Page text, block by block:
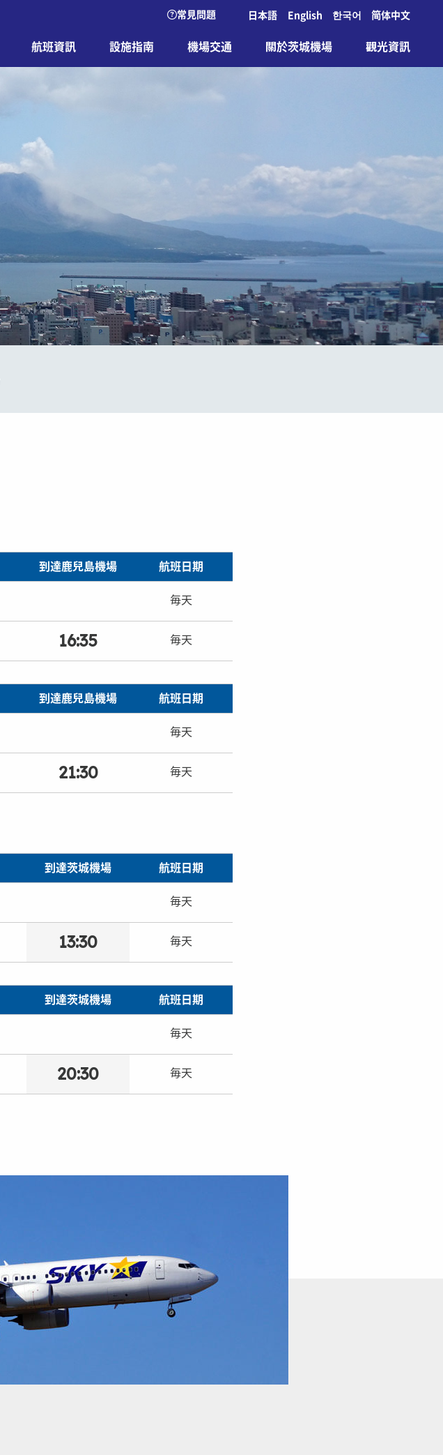
常見問題 日本語 English 한국어 简体中文
航班資訊 設施指南 機場交通 關於茨城機場 觀光資訊
到達鹿兒島機場 航班日期
毎天
16:35 毎天
到達鹿兒島機場 航班日期
毎天
21:30 毎天
到達茨城機場 航班日期
毎天
13:30 毎天
到達茨城機場 航班日期
毎天
20:30 毎天